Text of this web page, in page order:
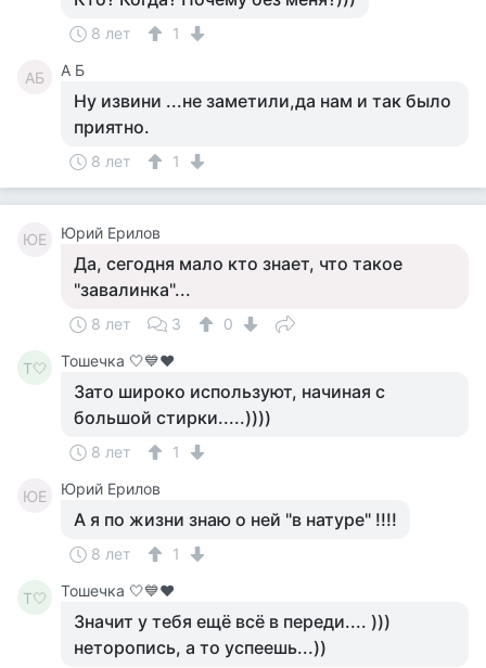
8 лет 1
АБ А Б
Ну извини ...не заметили,да нам и так было
приятно.
8 лет 1
ЮЕ Юрий Ерилов
Да, сегодня мало кто знает, что такое
"завалинка"...
8 лет 3 0
Т🤍 Тошечка 🤍💙♥️
Зато широко используют, начиная с
большой стирки.....))))
8 лет 1
ЮЕ Юрий Ерилов
А я по жизни знаю о ней "в натуре" !!!!
8 лет 1
Т🤍 Тошечка 🤍💙♥️
Значит у тебя ещё всё в переди.... )))
неторопись, а то успеешь...))